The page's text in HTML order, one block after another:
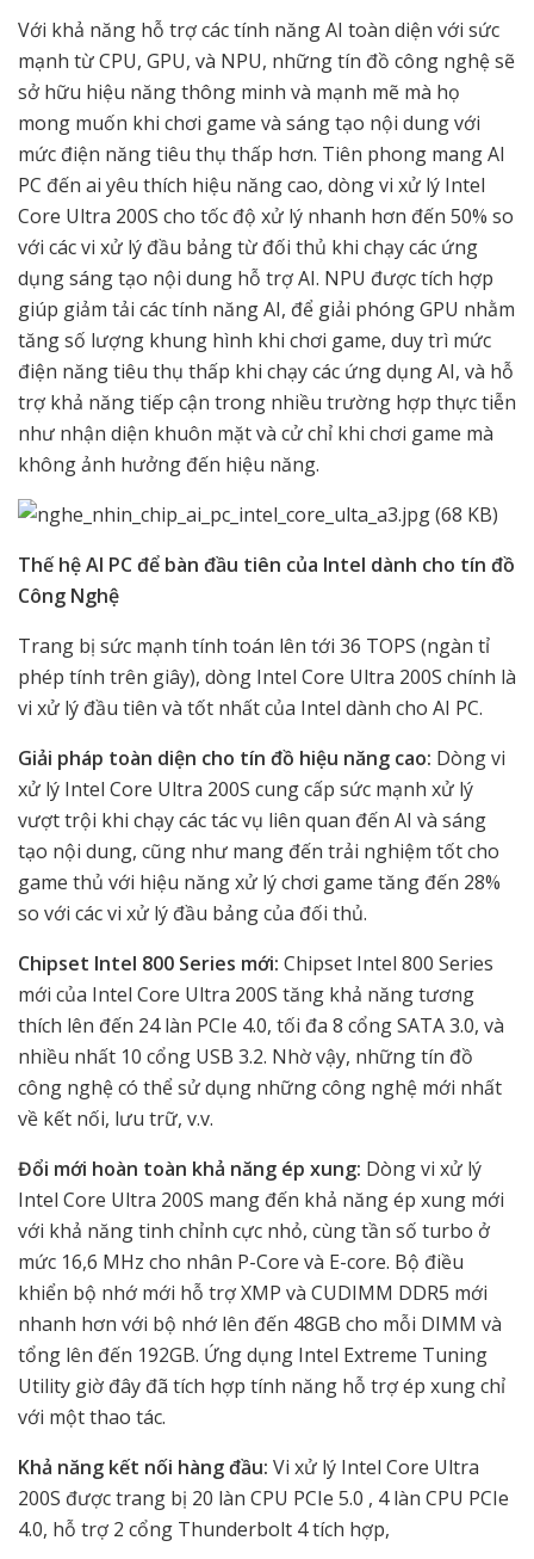
Với khả năng hỗ trợ các tính năng AI toàn diện với sức
mạnh từ CPU, GPU, và NPU, những tín đồ công nghệ sẽ
sở hữu hiệu năng thông minh và mạnh mẽ mà họ
mong muốn khi chơi game và sáng tạo nội dung với
mức điện năng tiêu thụ thấp hơn. Tiên phong mang AI
PC đến ai yêu thích hiệu năng cao, dòng vi xử lý Intel
Core Ultra 200S cho tốc độ xử lý nhanh hơn đến 50% so
với các vi xử lý đầu bảng từ đối thủ khi chạy các ứng
dụng sáng tạo nội dung hỗ trợ AI. NPU được tích hợp
giúp giảm tải các tính năng AI, để giải phóng GPU nhằm
tăng số lượng khung hình khi chơi game, duy trì mức
điện năng tiêu thụ thấp khi chạy các ứng dụng AI, và hỗ
trợ khả năng tiếp cận trong nhiều trường hợp thực tiễn
như nhận diện khuôn mặt và cử chỉ khi chơi game mà
không ảnh hưởng đến hiệu năng.
Thế hệ AI PC để bàn đầu tiên của Intel dành cho tín đồ
Công Nghệ
Trang bị sức mạnh tính toán lên tới 36 TOPS (ngàn tỉ
phép tính trên giây), dòng Intel Core Ultra 200S chính là
vi xử lý đầu tiên và tốt nhất của Intel dành cho AI PC.
Giải pháp toàn diện cho tín đồ hiệu năng cao: Dòng vi
xử lý Intel Core Ultra 200S cung cấp sức mạnh xử lý
vượt trội khi chạy các tác vụ liên quan đến AI và sáng
tạo nội dung, cũng như mang đến trải nghiệm tốt cho
game thủ với hiệu năng xử lý chơi game tăng đến 28%
so với các vi xử lý đầu bảng của đối thủ.
Chipset Intel 800 Series mới: Chipset Intel 800 Series
mới của Intel Core Ultra 200S tăng khả năng tương
thích lên đến 24 làn PCIe 4.0, tối đa 8 cổng SATA 3.0, và
nhiều nhất 10 cổng USB 3.2. Nhờ vậy, những tín đồ
công nghệ có thể sử dụng những công nghệ mới nhất
về kết nối, lưu trữ, v.v.
Đổi mới hoàn toàn khả năng ép xung: Dòng vi xử lý
Intel Core Ultra 200S mang đến khả năng ép xung mới
với khả năng tinh chỉnh cực nhỏ, cùng tần số turbo ở
mức 16,6 MHz cho nhân P-Core và E-core. Bộ điều
khiển bộ nhớ mới hỗ trợ XMP và CUDIMM DDR5 mới
nhanh hơn với bộ nhớ lên đến 48GB cho mỗi DIMM và
tổng lên đến 192GB. Ứng dụng Intel Extreme Tuning
Utility giờ đây đã tích hợp tính năng hỗ trợ ép xung chỉ
với một thao tác.
Khả năng kết nối hàng đầu: Vi xử lý Intel Core Ultra
200S được trang bị 20 làn CPU PCIe 5.0 , 4 làn CPU PCIe
4.0, hỗ trợ 2 cổng Thunderbolt 4 tích hợp,